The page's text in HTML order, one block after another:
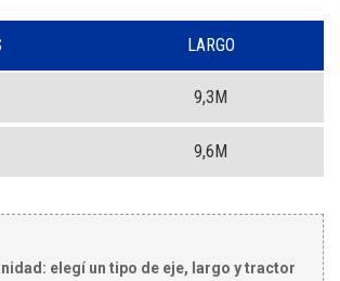
LARGO
9,3M
9,6M
elegí un tipo de eje, largo y tractor